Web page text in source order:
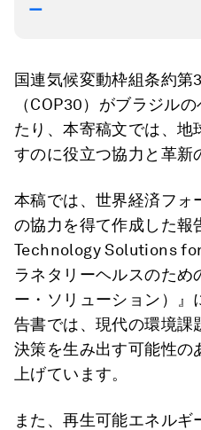
ー
国連気候変動枠組条約第
（COP30）がブラジル
たり、本寄稿文では、地
すのに役立つ協力と革新
本稿では、世界経済フォ
の協力を得て作成した報
Technology Solutions
ラネタリーヘルスのため
ー・ソリューション）』
告書では、現代の環境課
決策を生み出す可能性の
上げています。
また、再生可能エネル